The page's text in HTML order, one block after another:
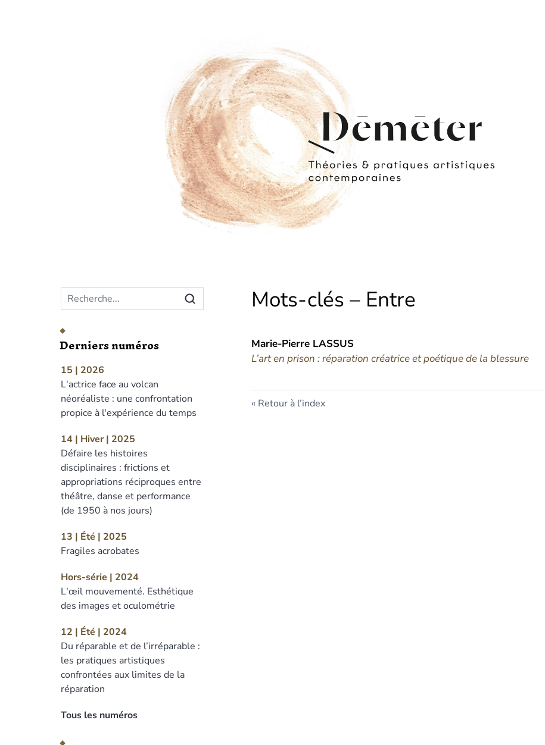
Menu principal
Derniers numéros
15 | 2026
L'actrice face au volcan
néoréaliste : une confrontation
propice à l'expérience du temps
14 | Hiver | 2025
Défaire les histoires
disciplinaires : frictions et
appropriations réciproques entre
théâtre, danse et performance
(de 1950 à nos jours)
13 | Été | 2025
Fragiles acrobates
Hors-série | 2024
L'œil mouvementé. Esthétique
des images et oculométrie
12 | Été | 2024
Du réparable et de l’irréparable :
les pratiques artistiques
confrontées aux limites de la
réparation
Tous les numéros
Mots-clés – Entre
Marie-Pierre LASSUS
L’art en prison : réparation créatrice et poétique de la blessure
Retour à l’index